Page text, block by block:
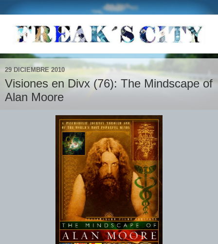
29 DICIEMBRE 2010
Visiones en Divx (76): The Mindscape of
Alan Moore